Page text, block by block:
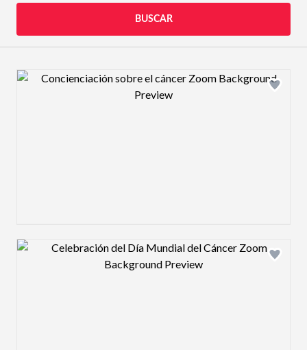
BUSCAR
Design preview image
Design preview image